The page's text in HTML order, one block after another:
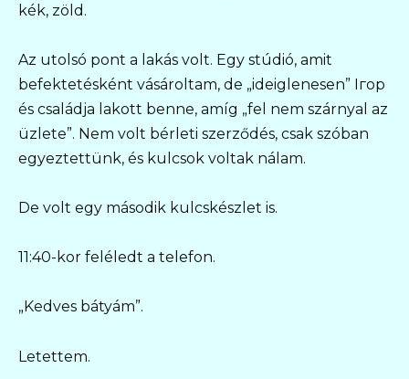
kék, zöld.
Az utolsó pont a lakás volt. Egy stúdió, amit
befektetésként vásároltam, de „ideiglenesen” Iгор
és családja lakott benne, amíg „fel nem szárnyal az
üzlete”. Nem volt bérleti szerződés, csak szóban
egyeztettünk, és kulcsok voltak nálam.
De volt egy második kulcskészlet is.
11:40-kor feléledt a telefon.
„Kedves bátyám”.
Letettem.